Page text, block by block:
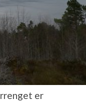
er